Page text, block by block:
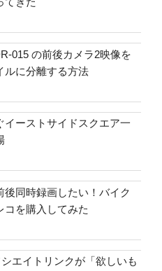
015 の前後カメラ2映像を
ルに分離する方法
イーストサイドスクエア一
後同時録画したい！バイク
コを購入してみた
エイトリンクが「欲しいも